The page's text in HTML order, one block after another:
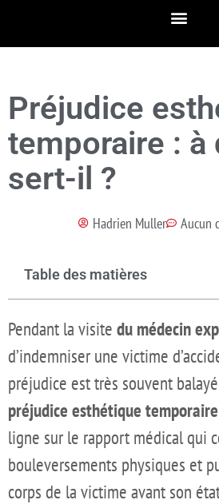
Préjudice
temporaire : à
sert-il ?
Hadrien Muller Aucun
Table des matières
Pendant la visite du médecin
d’indemniser une victime
préjudice est très souvent
préjudice esthétique temporaire
ligne sur le rapport médical qui
bouleversements physiques et
corps de la victime avant son